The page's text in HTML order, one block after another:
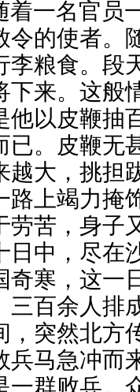
一名官员
令的使者。
李粮食。段
下来。这般
他以皮鞭抽
已。皮鞭无
越大，挑担
路上竭力掩
劳苦，身子
日中，尽在
奇寒，这一
三百余人排
，突然北方
兵马急冲而
一群败兵。